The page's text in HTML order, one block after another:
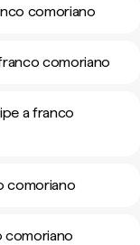
comoriano
comoriano
a franco
comoriano
comoriano